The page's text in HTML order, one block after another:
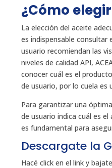
¿Cómo
La elección del aceite
es indispensable
usuario recomiendan las
niveles de calidad API,
conocer cuál es el
de usuario, por lo cuela es
Para garantizar una
de usuario indica cuál es
es fundamental para
Descargate la
Hacé click en el link y